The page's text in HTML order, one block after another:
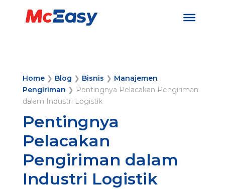
Home❯ Blog ❯ Bisnis ❯ Manajemen
Pengiriman ❯ Pentingnya Pelacakan Pengiriman
dalam Industri Logistik
Pentingnya
Pelacakan
Pengiriman dalam
Industri Logistik